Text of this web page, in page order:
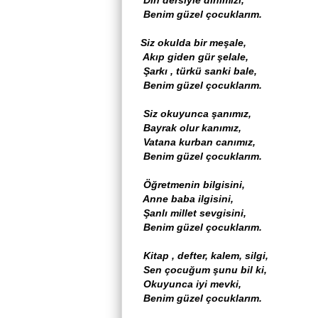
Benim güzel çocuklarım.
Siz okulda bir meşale,
Akıp giden gür şelale,
Şarkı , türkü sanki bale,
Benim güzel çocuklarım.
Siz okuyunca şanımız,
Bayrak olur kanımız,
Vatana kurban canımız,
Benim güzel çocuklarım.
Öğretmenin bilgisini,
Anne baba ilgisini,
Şanlı millet sevgisini,
Benim güzel çocuklarım.
Kitap , defter, kalem, silgi,
Sen çocuğum şunu bil ki,
Okuyunca iyi mevki,
Benim güzel çocuklarım.